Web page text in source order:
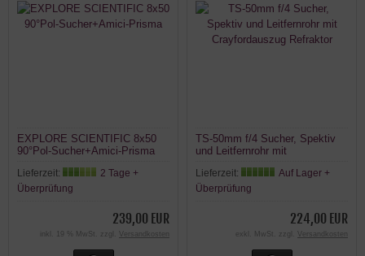
EXPLORE SCIENTIFIC 8x50
90°Pol-Sucher+Amici-Prisma
Lieferzeit:
2 Tage +
Überprüfung
239,00 EUR
inkl. 19 % MwSt. zzgl. Versandkosten
TS-50mm f/4 Sucher, Spektiv
und Leitfernrohr mit
Lieferzeit:
Auf Lager +
Überprüfung
224,00 EUR
exkl. MwSt. zzgl. Versandkosten